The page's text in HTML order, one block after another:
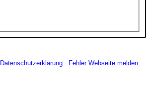
Datenschutzerklärung Fehler Webseite melden